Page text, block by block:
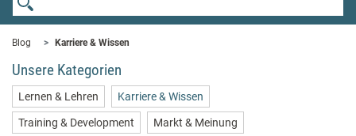
Blog Karriere & Wissen
Unsere Kategorien
Lernen & Lehren Karriere & Wissen
Training & Development Markt & Meinung